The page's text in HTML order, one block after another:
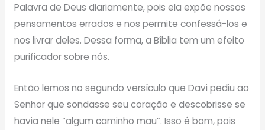
Palavra de Deus diariamente, pois ela expõe nossos
pensamentos errados e nos permite confessá-los e
nos livrar deles. Dessa forma, a Bíblia tem um efeito
purificador sobre nós.
Então lemos no segundo versículo que Davi pediu ao
Senhor que sondasse seu coração e descobrisse se
havia nele “algum caminho mau”. Isso é bom, pois